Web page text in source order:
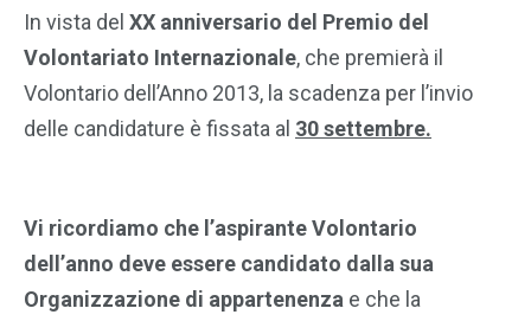
In vista del XX anniversario del Premio del
Volontariato Internazionale, che premierà il
Volontario dell’Anno 2013, la scadenza per l’invio
delle candidature è fissata al 30 settembre.
Vi ricordiamo che l’aspirante Volontario
dell’anno deve essere candidato dalla sua
Organizzazione di appartenenza e che la